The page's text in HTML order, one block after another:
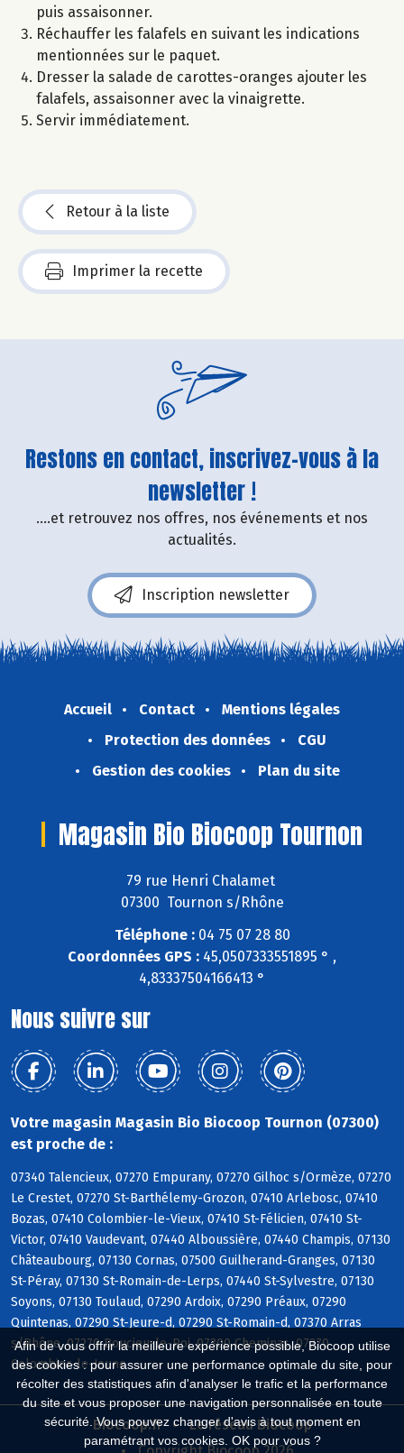
Afin de vous offrir la meilleure expérience possible, Biocoop utilise
des cookies : pour assurer une performance optimale du site, pour
récolter des statistiques afin d'analyser le trafic et la performance
du site et vous proposer une navigation personnalisée en toute
sécurité. Vous pouvez changer d'avis à tout moment en
paramétrant vos cookies. OK pour vous ?
puis assaisonner.
Réchauffer les falafels en suivant les indications
mentionnées sur le paquet.
Dresser la salade de carottes-oranges ajouter les
falafels, assaisonner avec la vinaigrette.
Servir immédiatement.
Retour à la liste
Imprimer la recette
Restons en contact, inscrivez-vous à la
newsletter !
....et retrouvez nos offres, nos événements et nos
actualités.
Inscription newsletter
Accueil Contact
Mentions légales
Protection des données
CGU
Gestion des cookies
Plan du site
Magasin Bio Biocoop Tournon
79 rue Henri Chalamet
07300 Tournon s/Rhône
Téléphone :04 75 07 28 80
Coordonnées GPS : 45,0507333551895 ° ,
4,83337504166413 °
Nous suivre sur
Votre magasin Magasin Bio Biocoop Tournon (07300)
est proche de :
07340 Talencieux, 07270 Empurany, 07270 Gilhoc s/Ormèze, 07270
Le Crestet, 07270 St-Barthélemy-Grozon, 07410 Arlebosc, 07410
Bozas, 07410 Colombier-le-Vieux, 07410 St-Félicien, 07410 St-
Victor, 07410 Vaudevant, 07440 Alboussière, 07440 Champis, 07130
Châteaubourg, 07130 Cornas, 07500 Guilherand-Granges, 07130
St-Péray, 07130 St-Romain-de-Lerps, 07440 St-Sylvestre, 07130
Soyons, 07130 Toulaud, 07290 Ardoix, 07290 Préaux, 07290
Quintenas, 07290 St-Jeure-d, 07290 St-Romain-d, 07370 Arras
s/Rhône, 07270 Boucieu-le-Roi, 07300 Cheminas, 07270
Colombier-le-Jeune
Biocoop.fr
Le réseau Biocoop